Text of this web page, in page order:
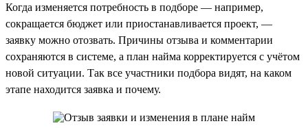
Когда изменяется потребность в подборе — например,
сокращается бюджет или приостанавливается проект, —
заявку можно отозвать. Причины отзыва и комментарии
сохраняются в системе, а план найма корректируется с учётом
новой ситуации. Так все участники подбора видят, на каком
этапе находится заявка и почему.